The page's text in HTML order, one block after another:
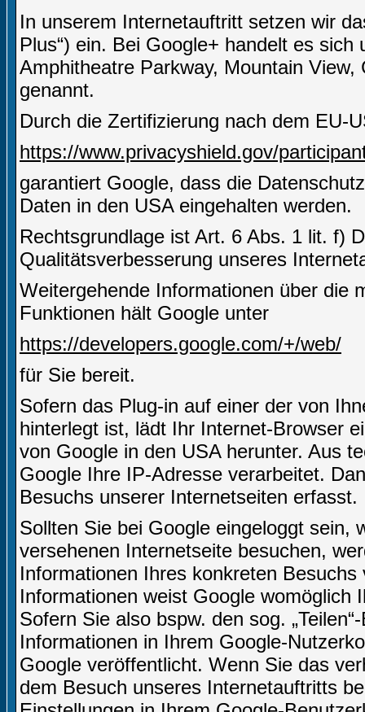
In unserem Internetauftritt setzen wir
Plus“) ein. Bei Google+ handelt es
Amphitheatre Parkway, Mountain View,
genannt.
Durch die Zertifizierung nach dem EU-
https://www.privacyshield.gov/
garantiert Google, dass die
Daten in den USA eingehalten werden.
Rechtsgrundlage ist Art. 6 Abs. 1 lit. f)
Qualitätsverbesserung unseres
Weitergehende Informationen über die
Funktionen hält Google unter
https://developers.google.com/+/web/
für Sie bereit.
Sofern das Plug-in auf einer der von
hinterlegt ist, lädt Ihr Internet-Browser
von Google in den USA herunter. Aus
Google Ihre IP-Adresse verarbeitet.
Besuchs unserer Internetseiten erfasst.
Sollten Sie bei Google eingeloggt sein,
versehenen Internetseite besuchen,
Informationen Ihres konkreten
Informationen weist Google womöglich
Sofern Sie also bspw. den sog.
Informationen in Ihrem Google-
Google veröffentlicht. Wenn Sie das
dem Besuch unseres Internetauftritts